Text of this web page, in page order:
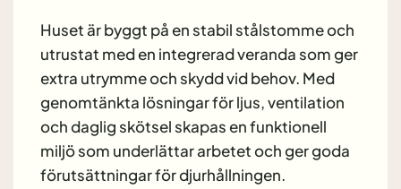
Huset är byggt på en stabil stålstomme och
utrustat med en integrerad veranda som ger
extra utrymme och skydd vid behov. Med
genomtänkta lösningar för ljus, ventilation
och daglig skötsel skapas en funktionell
miljö som underlättar arbetet och ger goda
förutsättningar för djurhållningen.